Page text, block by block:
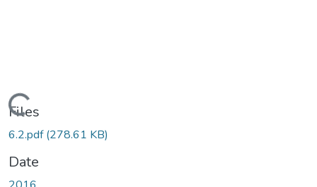
Loading...
Files
6.2.pdf(278.61 KB)
Date